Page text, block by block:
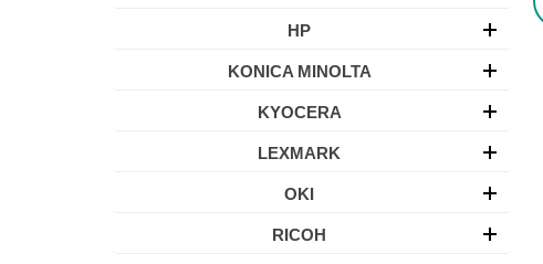
HP
KONICA MINOLTA
KYOCERA
LEXMARK
OKI
RICOH